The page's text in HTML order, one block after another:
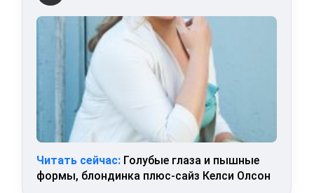
Читать сейчас: Голубые глаза и пышные
формы, блондинка плюс-сайз Келси Олсон